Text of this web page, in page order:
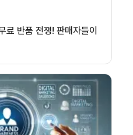
료 반품 전쟁! 판매자들이